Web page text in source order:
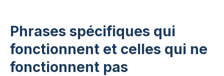
Phrases spécifiques qui
fonctionnent et celles qui ne
fonctionnent pas